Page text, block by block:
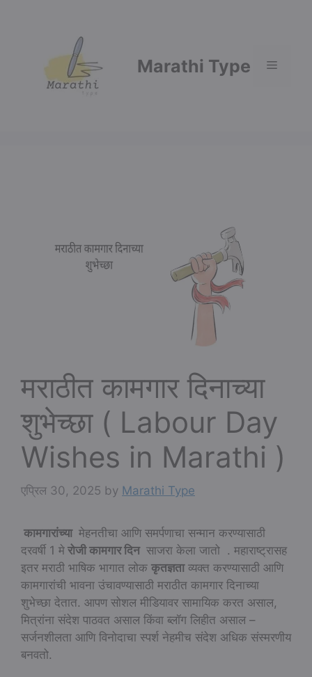
Marathi Type Menu
मराठीत कामगार दिनाच्या
शुभेच्छा ( Labour Day
Wishes in Marathi )
एप्रिल 30, 2025 by Marathi Type
कामगारांच्या मेहनतीचा आणि समर्पणाचा सन्मान करण्यासाठी
दरवर्षी 1 मे रोजी कामगार दिन साजरा केला जातो . महाराष्ट्रासह
इतर मराठी भाषिक भागात लोक कृतज्ञताव्यक्त करण्यासाठी आणि
कामगारांची भावना उंचावण्यासाठी मराठीत कामगार दिनाच्या
शुभेच्छा देतात. आपण सोशल मीडियावर सामायिक करत असाल,
मित्रांना संदेश पाठवत असाल किंवा ब्लॉग लिहीत असाल –
सर्जनशीलता आणि विनोदाचा स्पर्श नेहमीच संदेश अधिक संस्मरणीय
बनवतो.